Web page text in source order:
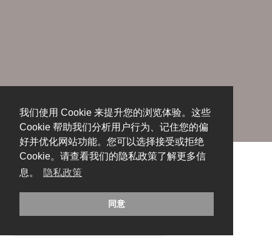
我们使用 Cookie 来提升您的浏览体验。这些
Cookie 帮助我们分析用户行为、记住您的偏
好并优化网站功能。您可以选择接受或拒绝
Cookie。请查看我们的隐私政策了解更多信
息。
隐私政策
同意
糟糕，出错啦！请刷新页面重试。